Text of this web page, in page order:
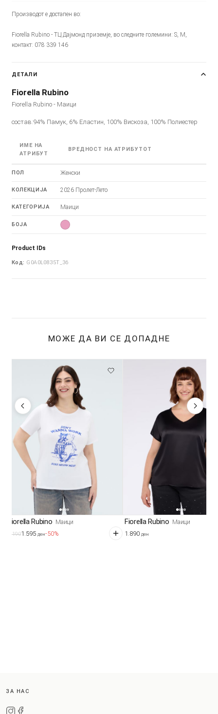
Производот е достапен во:
Fiorella Rubino - ТЦ Дајмонд приземје, во следните големини: S, M,
контакт: 078 339 146
ДЕТАЛИ
Fiorella Rubino
Fiorella Rubino - Маици
состав:94% Памук, 6% Еластин, 100% Вискоза, 100% Полиестер
ИМЕ НА
АТРИБУТ
ВРЕДНОСТ НА АТРИБУТОТ
ПОЛ Женски
КОЛЕКЦИЈА 2026 Пролет-Лето
КАТЕГОРИЈА Маици
БОЈА
Product IDs
Код: G0A0L0835T_36
МОЖЕ ДА ВИ СЕ ДОПАДНЕ
Fiorella Rubino Маици
3.1901.595 ден-50%
Fiorella Rubino Маици
1.890 ден
ЗА НАС